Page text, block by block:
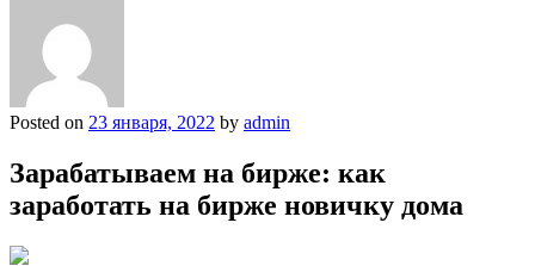
Posted on 23 января, 2022 by admin
Зарабатываем на бирже: как
заработать на бирже новичку дома